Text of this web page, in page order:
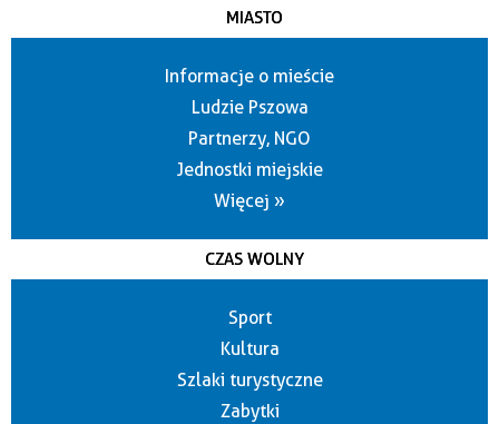
MIASTO
Informacje o mieście
Ludzie Pszowa
Partnerzy, NGO
Jednostki miejskie
Więcej »
CZAS WOLNY
Sport
Kultura
Szlaki turystyczne
Zabytki